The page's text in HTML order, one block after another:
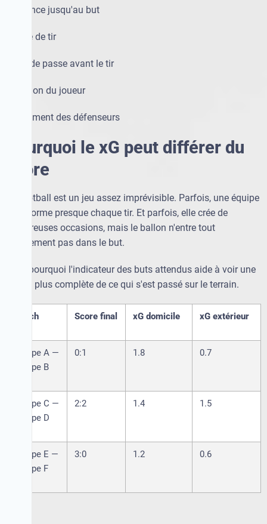
distance jusqu'au but
angle de tir
type de passe avant le tir
position du joueur
placement des défenseurs
Pourquoi le xG peut différer du
score
Le football est un jeu assez imprévisible. Parfois, une équipe
transforme presque chaque tir. Et parfois, elle crée de
nombreuses occasions, mais le ballon n'entre tout
simplement pas dans le but.
C'est pourquoi l'indicateur des buts attendus aide à voir une
image plus complète de ce qui s'est passé sur le terrain.
Match Score final xG domicile xG extérieur
Équipe A —
Équipe B
0:1 1.8 0.7
Équipe C —
Équipe D
2:2 1.4 1.5
Équipe E —
Équipe F
3:0 1.2 0.6